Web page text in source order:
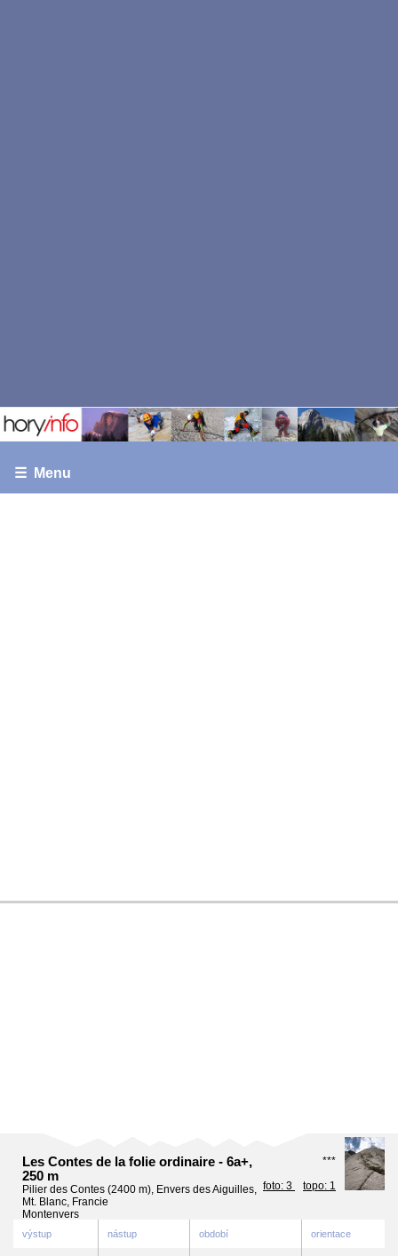
☰ Menu
***
foto: 3
topo: 1
Les Contes de la folie ordinaire - 6a+,
250 m
Pilier des Contes (2400 m), Envers des Aiguilles,
Mt. Blanc, Francie
Montenvers
výstup nástup období orientace